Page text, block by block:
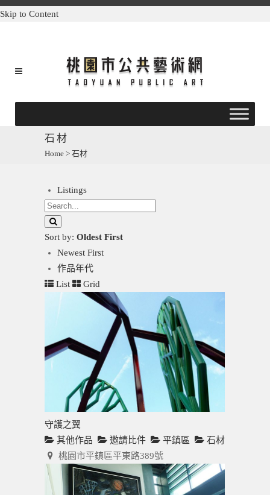
Skip to Content
石材
Home > 石材
Listings
Sort by: Oldest First
Newest First
作品年代
List
Grid
守護之翼
其他作品
邀請比件 平鎮區
石材
桃園市平鎮區平東路389號